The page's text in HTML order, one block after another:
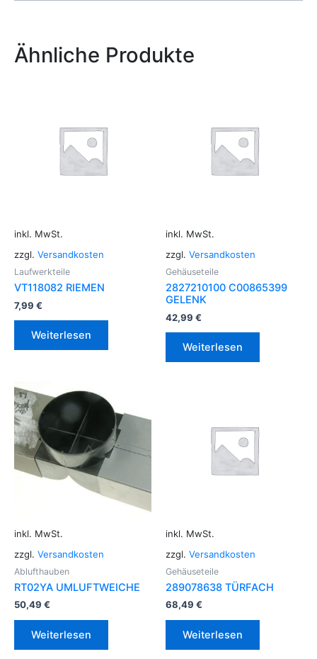
Ähnliche Produkte
inkl. MwSt.
zzgl. Versandkosten
Laufwerkteile
VT118082 RIEMEN
7,99 €
Weiterlesen
inkl. MwSt.
zzgl. Versandkosten
Gehäuseteile
2827210100 C00865399
GELENK
42,99 €
Weiterlesen
inkl. MwSt.
zzgl. Versandkosten
Ablufthauben
RT02YA UMLUFTWEICHE
50,49 €
Weiterlesen
inkl. MwSt.
zzgl. Versandkosten
Gehäuseteile
289078638 TÜRFACH
68,49 €
Weiterlesen